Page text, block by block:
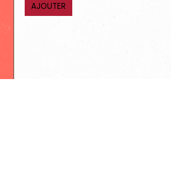
AJOUTER